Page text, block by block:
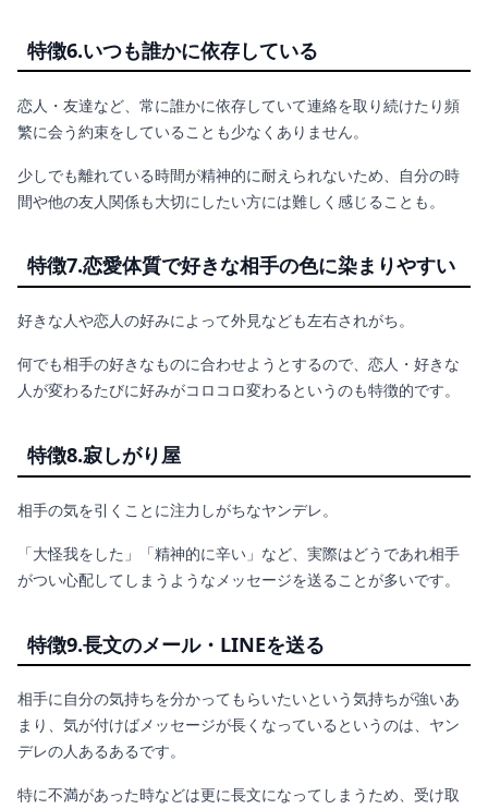
特徴6.いつも誰かに依存している
恋人・友達など、常に誰かに依存していて連絡を取り続けたり頻
繁に会う約束をしていることも少なくありません。
少しでも離れている時間が精神的に耐えられないため、自分の時
間や他の友人関係も大切にしたい方には難しく感じることも。
特徴7.恋愛体質で好きな相手の色に染まりやすい
好きな人や恋人の好みによって外見なども左右されがち。
何でも相手の好きなものに合わせようとするので、恋人・好きな
人が変わるたびに好みがコロコロ変わるというのも特徴的です。
特徴8.寂しがり屋
相手の気を引くことに注力しがちなヤンデレ。
「大怪我をした」「精神的に辛い」など、実際はどうであれ相手
がつい心配してしまうようなメッセージを送ることが多いです。
特徴9.長文のメール・LINEを送る
相手に自分の気持ちを分かってもらいたいという気持ちが強いあ
まり、気が付けばメッセージが長くなっているというのは、ヤン
デレの人あるあるです。
特に不満があった時などは更に長文になってしまうため、受け取